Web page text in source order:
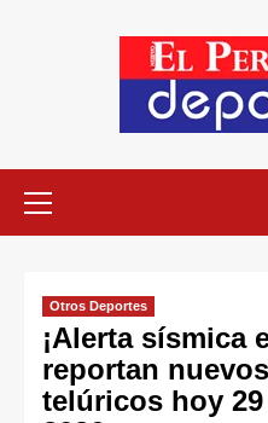
Otros Deportes
¡Alerta sísmica
reportan
telúricos hoy